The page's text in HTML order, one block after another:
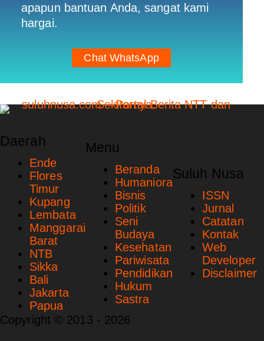
apapun bantuan Anda, sangat kami
hargai.
Chat WhatsApp
Daerah
Ende
Flores
Timur
Kupang
Lembata
Manggarai
Barat
NTB
Sikka
Bali
Jakarta
Papua
Menu
Beranda
Humaniora
Bisnis
Politik
Seni
Budaya
Kesehatan
Pariwisata
Pendidikan
Hukum
Sastra
Suluh Nusa
ISSN
Jurnal
Catatan
Kontak
Web
Developer
Disclaimer
Copyright © 2013 - 2026